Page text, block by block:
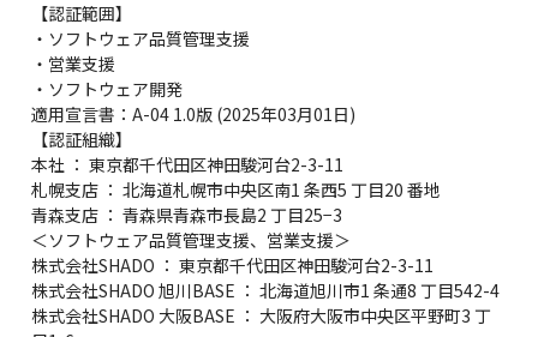
【認証範囲】
・ソフトウェア品質管理支援
・営業支援
・ソフトウェア開発
適用宣言書：A-04 1.0版 (2025年03月01日)
【認証組織】
本社 ： 東京都千代田区神田駿河台2-3-11
札幌支店 ： 北海道札幌市中央区南1 条西5 丁目20 番地
青森支店 ： 青森県青森市長島2 丁目25−3
＜ソフトウェア品質管理支援、営業支援＞
株式会社SHADO ： 東京都千代田区神田駿河台2-3-11
株式会社SHADO 旭川BASE ： 北海道旭川市1 条通8 丁目542-4
株式会社SHADO 大阪BASE ： 大阪府大阪市中央区平野町3 丁